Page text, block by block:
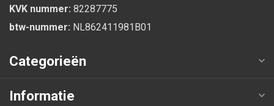
KVK nummer: 82287775
btw-nummer: NL862411981B01
Categorieën
Informatie